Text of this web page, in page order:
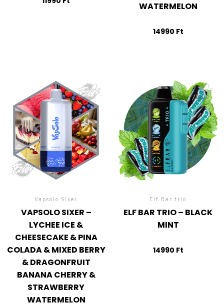
WATERMELON
14990 Ft
Vapsolo Sixer
VAPSOLO SIXER –
LYCHEE ICE &
CHEESECAKE & PINA
COLADA & MIXED BERRY
& DRAGONFRUIT
BANANA CHERRY &
STRAWBERRY
WATERMELON
Elf Bar trio
ELF BAR TRIO – BLACK
MINT
14990 Ft